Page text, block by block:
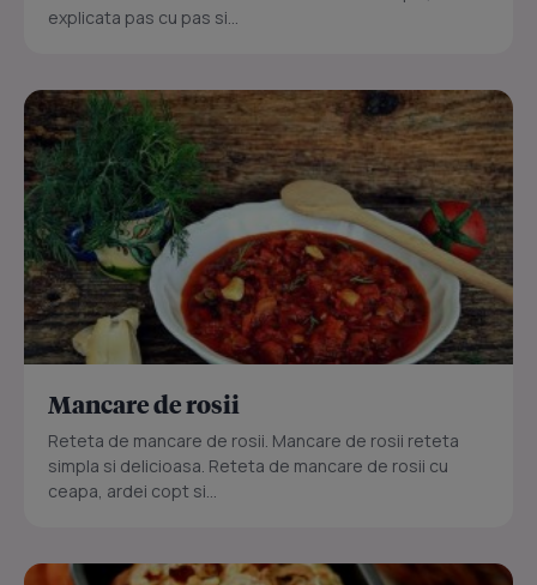
explicata pas cu pas si...
Mancare de rosii
Reteta de mancare de rosii. Mancare de rosii reteta
simpla si delicioasa. Reteta de mancare de rosii cu
ceapa, ardei copt si...